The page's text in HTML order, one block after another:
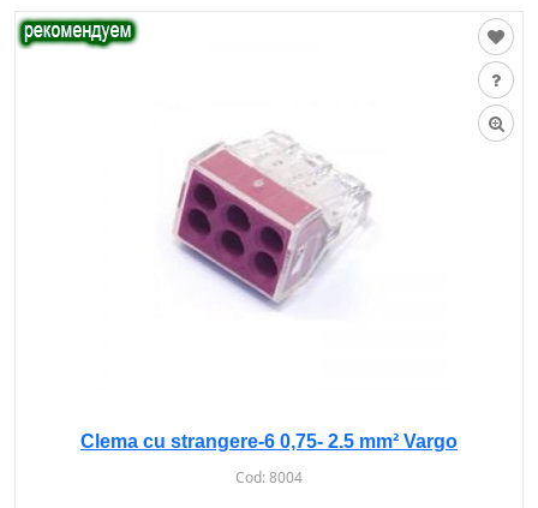
Clema cu strangere-6 0,75- 2.5 mm² Vargo
Cod:8004